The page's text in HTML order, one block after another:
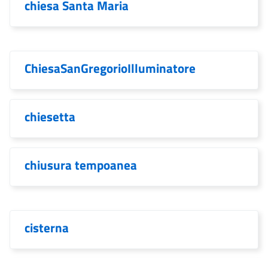
chiesa Santa Maria
ChiesaSanGregorioIlluminatore
chiesetta
chiusura tempoanea
cisterna